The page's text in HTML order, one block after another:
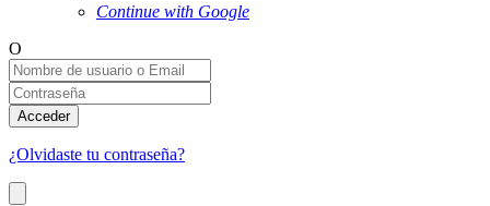
Continue with Google
O
Acceder
¿Olvidaste tu contraseña?